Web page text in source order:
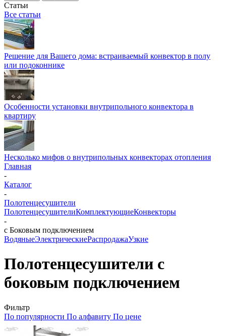
Статьи
Все статьи
Решение для Вашего дома: встраиваемый конвектор в полу
или подоконнике
Особенности установки внутрипольного конвектора в
квартиру
Несколько мифов о внутрипольных конвекторах отопления
Главная
-
Каталог
-
Полотенцесушители
ПолотенцесушителиКомплектующиеКонвекторы
-
с Боковым подключением
ВодяныеЭлектрическиеРаспродажаУзкие
Полотенцесушители с
боковым подключением
Фильтр
По популярности По алфавиту По цене